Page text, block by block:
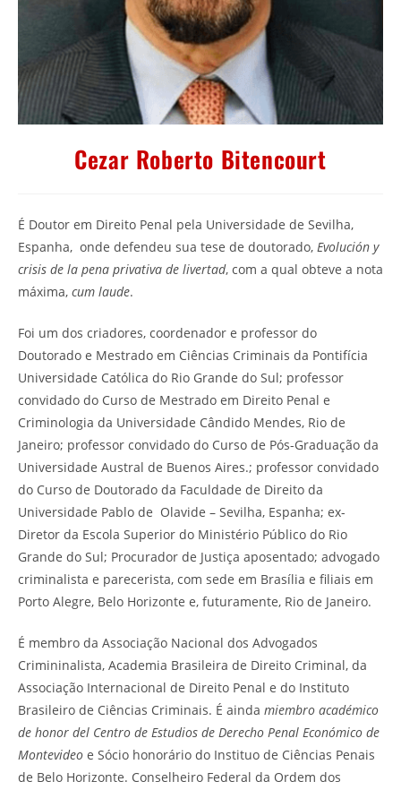
Cezar Roberto Bitencourt
É Doutor em Direito Penal pela Universidade de Sevilha,
Espanha, onde defendeu sua tese de doutorado, Evolución y
crisis de la pena privativa de livertad, com a qual obteve a nota
máxima, cum laude.
Foi um dos criadores, coordenador e professor do
Doutorado e Mestrado em Ciências Criminais da Pontifícia
Universidade Católica do Rio Grande do Sul; professor
convidado do Curso de Mestrado em Direito Penal e
Criminologia da Universidade Cândido Mendes, Rio de
Janeiro; professor convidado do Curso de Pós-Graduação da
Universidade Austral de Buenos Aires.; professor convidado
do Curso de Doutorado da Faculdade de Direito da
Universidade Pablo de Olavide – Sevilha, Espanha; ex-
Diretor da Escola Superior do Ministério Público do Rio
Grande do Sul; Procurador de Justiça aposentado; advogado
criminalista e parecerista, com sede em Brasília e filiais em
Porto Alegre, Belo Horizonte e, futuramente, Rio de Janeiro.
É membro da Associação Nacional dos Advogados
Crimininalista, Academia Brasileira de Direito Criminal, da
Associação Internacional de Direito Penal e do Instituto
Brasileiro de Ciências Criminais. É ainda miembro académico
de honor del Centro de Estudios de Derecho Penal Económico de
Montevideo e Sócio honorário do Instituo de Ciências Penais
de Belo Horizonte. Conselheiro Federal da Ordem dos